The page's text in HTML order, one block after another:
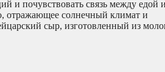
и почувствовать связь между едой и
отражающее солнечный климат и
сыр, изготовленный из